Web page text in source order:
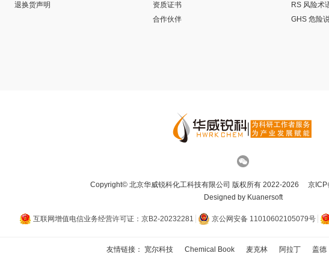
退换货声明
资质证书
合作伙伴
RS 风险术
GHS 危险
Copyright© 北京华威锐科化工科技有限公司 版权所有 2022-2026
京
Designed by Kuanersoft
互联网增值电信业务经营许可证：京B2-20232281 京公网安备 11010602105079号
友情链接： 宽尔科技 Chemical Book 麦克林 阿拉丁 盖德